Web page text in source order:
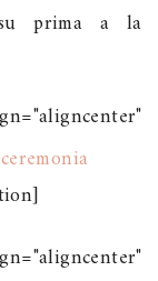
prima a la